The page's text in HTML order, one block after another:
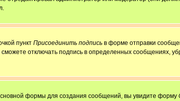
пункт Присоединить подпись в форме отправки
отключать подпись в определенных сообщениях,
формы для создания сообщений, вы увидите форму